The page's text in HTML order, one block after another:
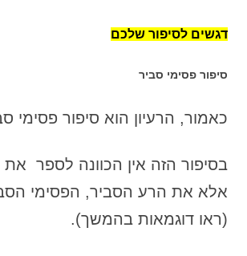
דגשים לסיפור שלכם
סיפור פסימי סביר
כאמור, הרעיון הוא סיפור פסימי
בסיפור הזה אין הכוונה לספר
אלא את הרע הסביר, הפסימי
(ראו דוגמאות בהמשך).